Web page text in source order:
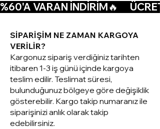
%60'A VARAN İNDİRİM🔥
SİPARİŞİM NE ZAMAN KARGOYA
VERİLİR?
Kargonuz sipariş verdiğiniz tarihten
itibaren 1-3 iş günü içinde kargoya
teslim edilir. Teslimat süresi,
bulunduğunuz bölgeye göre değişiklik
gösterebilir. Kargo takip numaranız ile
siparişinizi anlık olarak takip
edebilirsiniz.